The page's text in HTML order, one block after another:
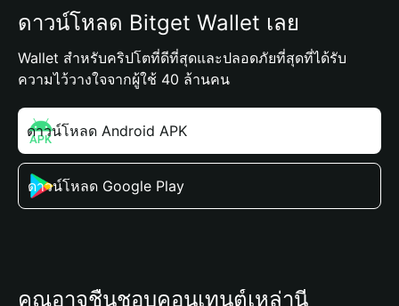
ดาวน์โหลด Bitget Wallet เลย
Wallet สำหรับคริปโตที่ดีที่สุดและปลอดภัยที่สุดที่ได้รับ
ความไว้วางใจจากผู้ใช้ 40 ล้านคน
ดาวน์โหลด Android APK
ดาวน์โหลด Google Play
คุณอาจชื่นชอบคอนเทนต์เหล่านี้